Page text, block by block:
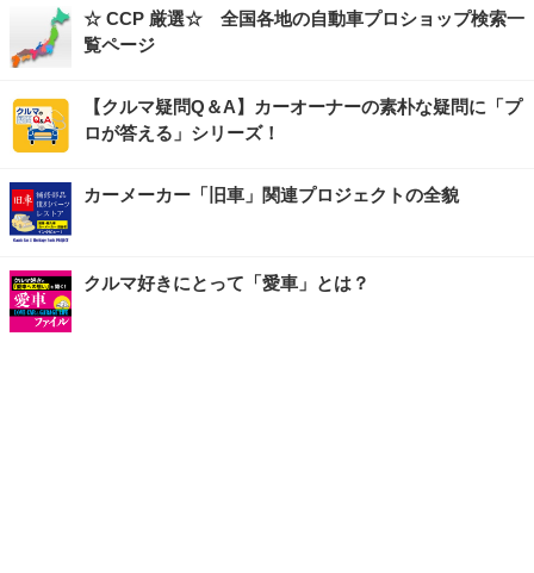
☆ CCP 厳選☆ 全国各地の自動車プロショップ検索一
覧ページ
【クルマ疑問Q＆A】カーオーナーの素朴な疑問に「プ
ロが答える」シリーズ！
カーメーカー「旧車」関連プロジェクトの全貌
クルマ好きにとって「愛車」とは？